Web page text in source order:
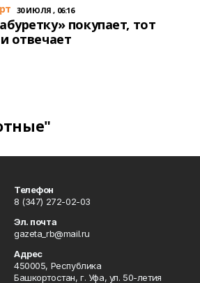
30 ИЮЛЯ , 06:16
покупает, тот
отвечает
Телефон
8 (347) 272-02-03
Эл. почта
gazeta_rb@mail.ru
Адрес
450005, Республика
Башкортостан, г. Уфа, ул. 50-летия